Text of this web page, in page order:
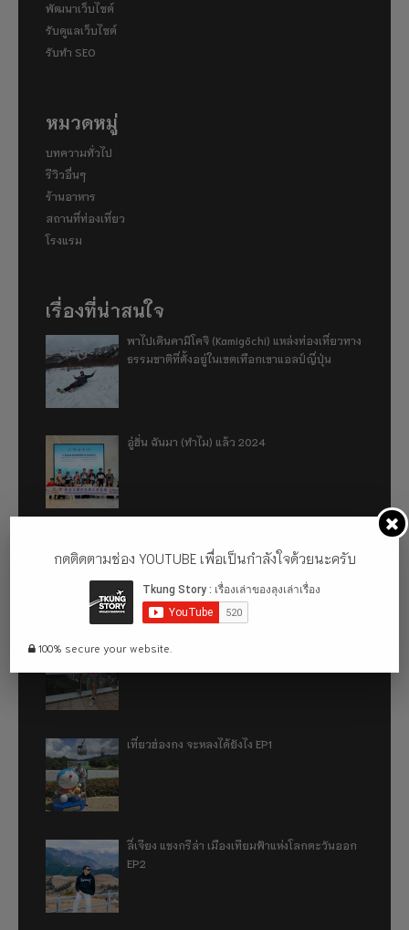
พัฒนาเว็บไซต์
รับดูแลเว็บไซต์
รับทำ SEO
หมวดหมู่
บทความทั่วไป
รีวิวอื่นๆ
ร้านอาหาร
สถานที่ท่องเที่ยว
โรงแรม
เรื่องที่น่าสนใจ
พาไปเดินคามิโคจิ (Kamigōchi) แหล่งท่องเที่ยวทาง
ธรรมชาติที่ตั้งอยู่ในเขตเทือกเขาแอลป์ญี่ปุ่น
อู่ฮั่น ฉันมา (ทำไม) แล้ว 2024
500km
เที่ยวฮ่องกง จะหลงได้ยังไง EP2
เที่ยวฮ่องกง จะหลงได้ยังไง EP1
ลี่เจียง แชงกรีล่า เมืองเทียมฟ้าแห่งโลกตะวันออก
EP2
กดติดตามช่อง YOUTUBE เพื่อเป็นกำลังใจด้วยนะครับ
100% secure your website.